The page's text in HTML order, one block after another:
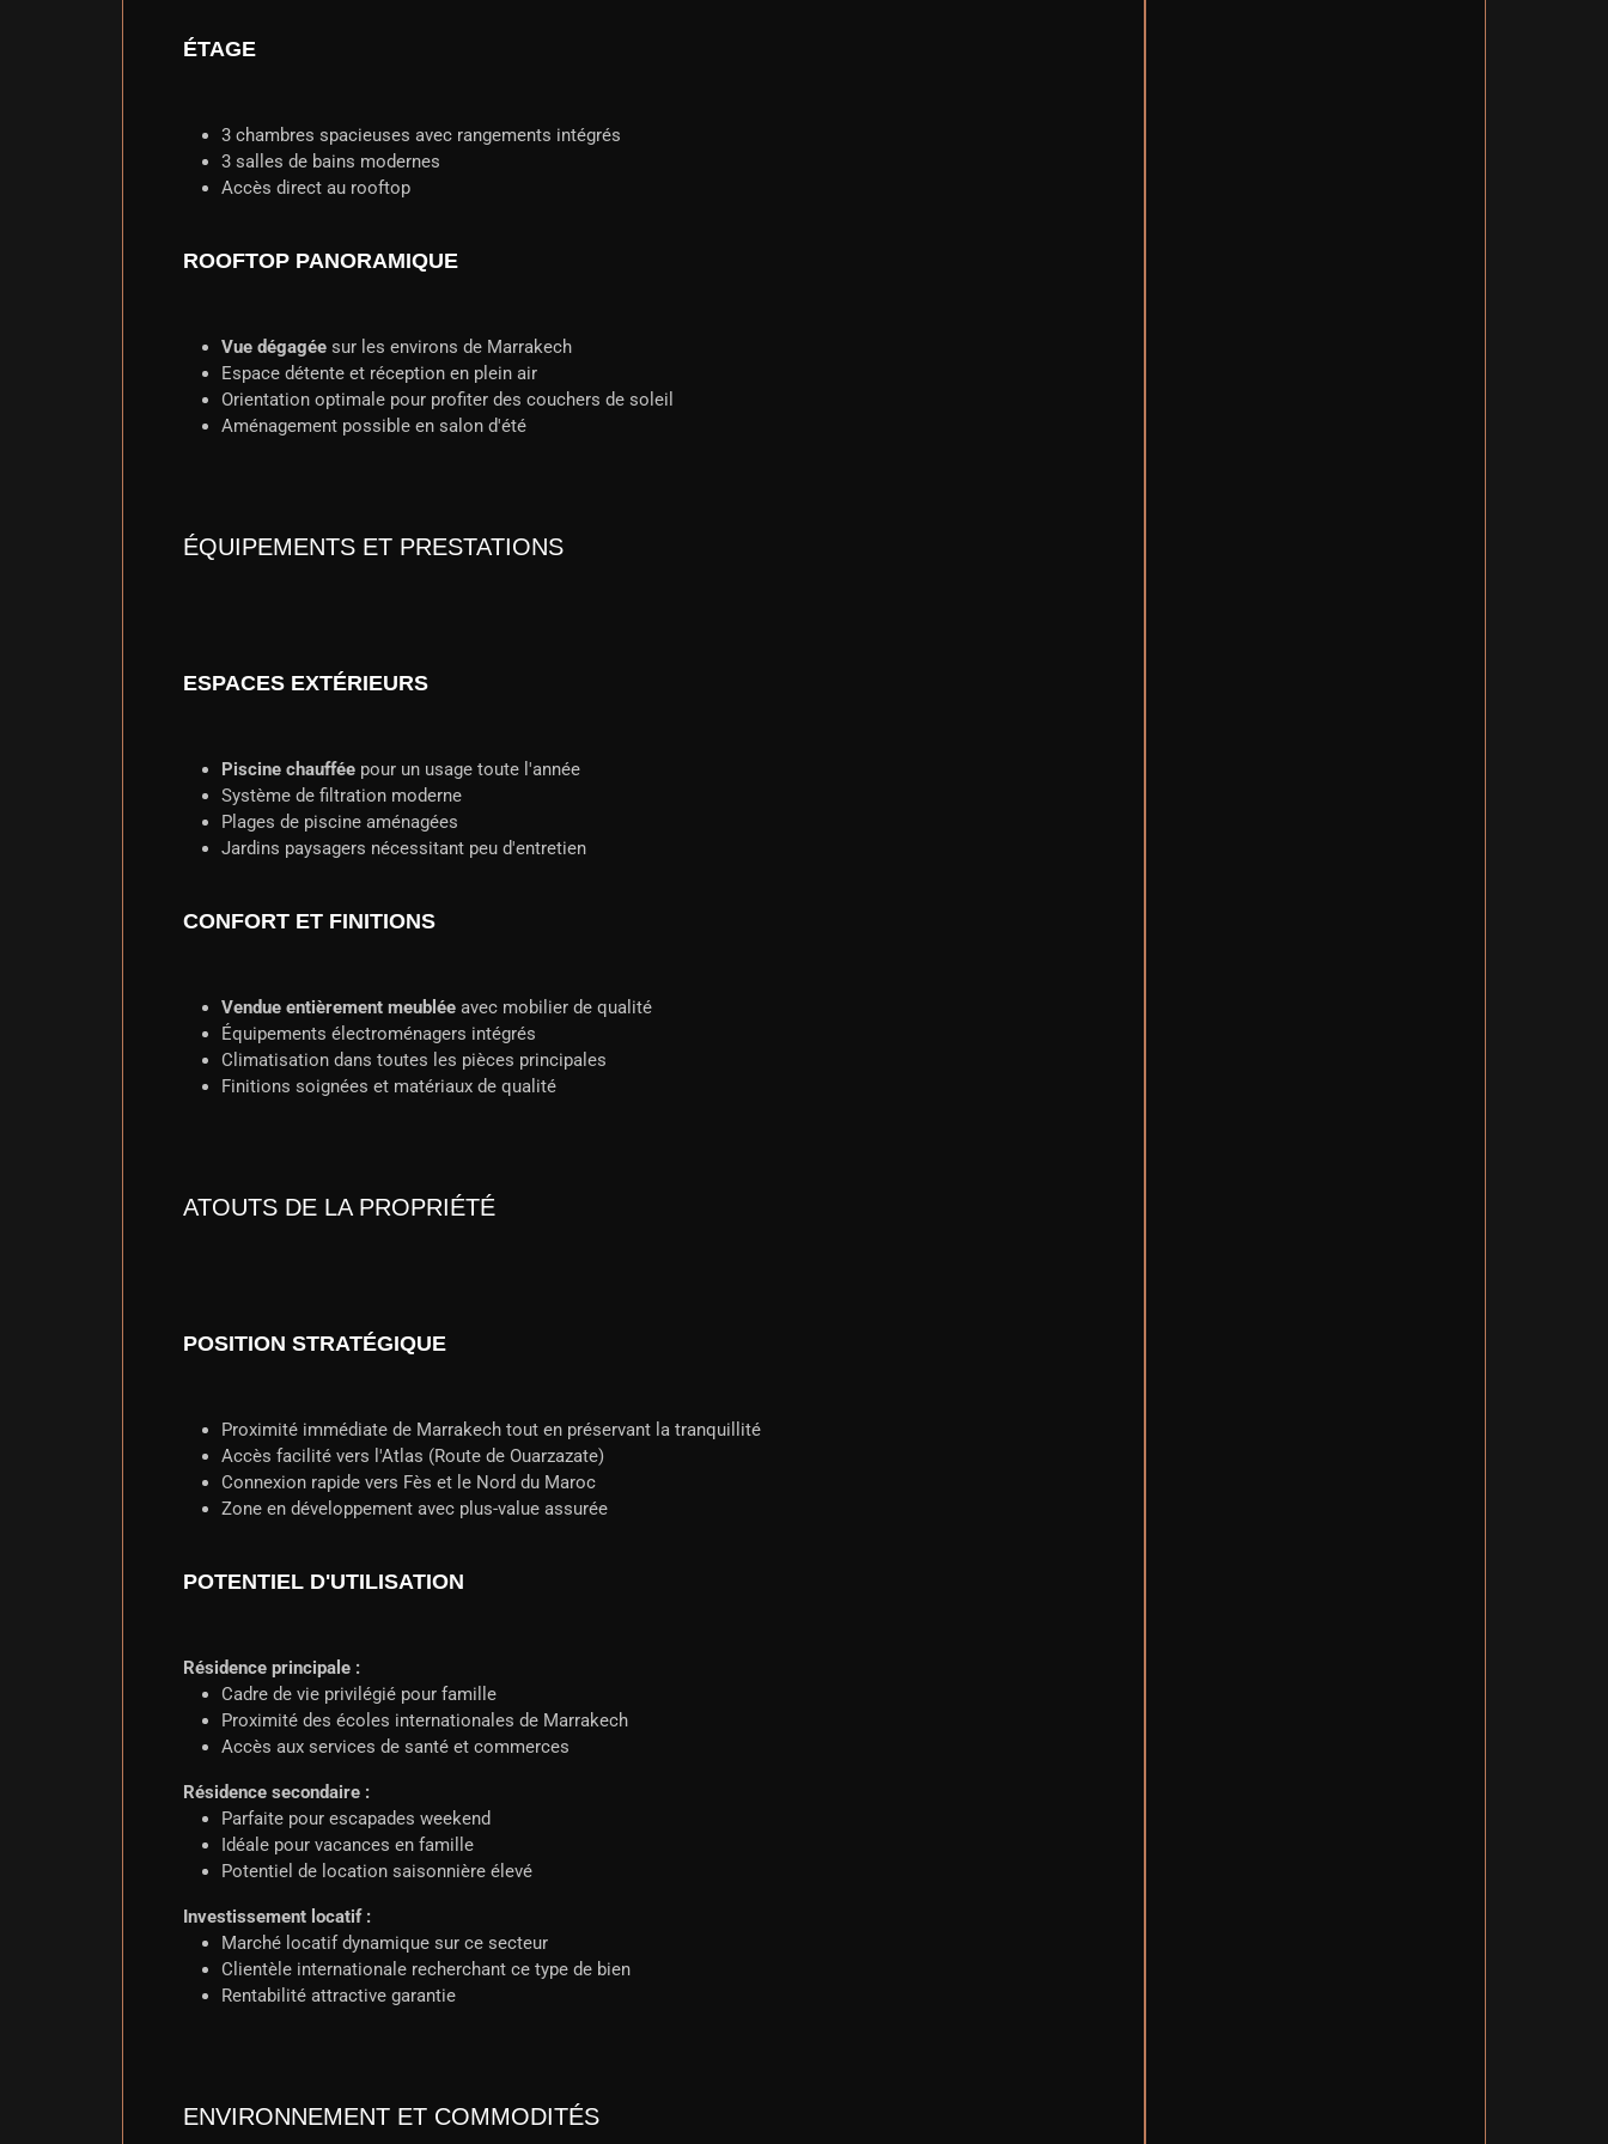
ÉTAGE
3 chambres spacieuses avec rangements intégrés
3 salles de bains modernes
Accès direct au rooftop
ROOFTOP PANORAMIQUE
Vue dégagée sur les environs de Marrakech
Espace détente et réception en plein air
Orientation optimale pour profiter des couchers de soleil
Aménagement possible en salon d'été
ÉQUIPEMENTS ET PRESTATIONS
ESPACES EXTÉRIEURS
Piscine chauffée pour un usage toute l'année
Système de filtration moderne
Plages de piscine aménagées
Jardins paysagers nécessitant peu d'entretien
CONFORT ET FINITIONS
Vendue entièrement meublée avec mobilier de qualité
Équipements électroménagers intégrés
Climatisation dans toutes les pièces principales
Finitions soignées et matériaux de qualité
ATOUTS DE LA PROPRIÉTÉ
POSITION STRATÉGIQUE
Proximité immédiate de Marrakech tout en préservant la tranquillité
Accès facilité vers l'Atlas (Route de Ouarzazate)
Connexion rapide vers Fès et le Nord du Maroc
Zone en développement avec plus-value assurée
POTENTIEL D'UTILISATION
Résidence principale :
Cadre de vie privilégié pour famille
Proximité des écoles internationales de Marrakech
Accès aux services de santé et commerces
Résidence secondaire :
Parfaite pour escapades weekend
Idéale pour vacances en famille
Potentiel de location saisonnière élevé
Investissement locatif :
Marché locatif dynamique sur ce secteur
Clientèle internationale recherchant ce type de bien
Rentabilité attractive garantie
ENVIRONNEMENT ET COMMODITÉS